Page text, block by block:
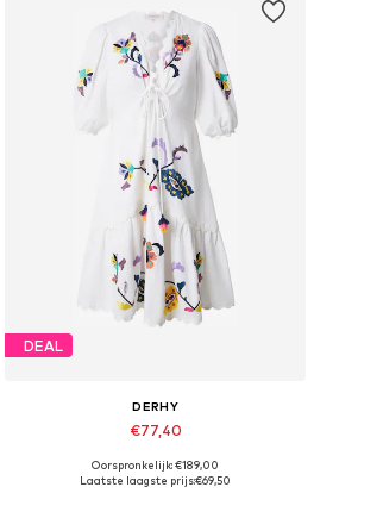
DEAL
DERHY
€77,40
Beschikbare maten: 38, 40, 42
Oorspronkelijk: €189,00
Laatste laagste prijs:€69,50